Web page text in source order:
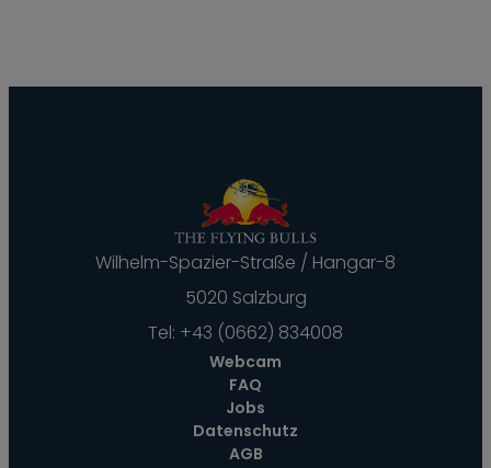
Wilhelm-Spazier-Straße / Hangar-8
5020 Salzburg
Tel: +43 (0662) 834008
Webcam
FAQ
Jobs
Datenschutz
AGB